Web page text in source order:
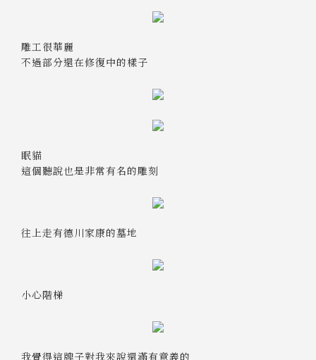
雕工很華麗
不過部分還在修復中的樣子
眠貓
這個聽說也是非常有名的雕刻
往上走有德川家康的墓地
小心階梯
我覺得這牌子對我來說還滿有意義的